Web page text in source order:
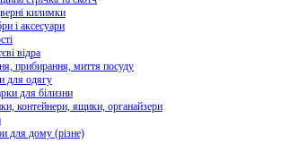
килимки
і аксесуари
відра
прибирання, миття посуду
для одягу
для білизни
контейнери, ящики, органайзери
для дому (різне)